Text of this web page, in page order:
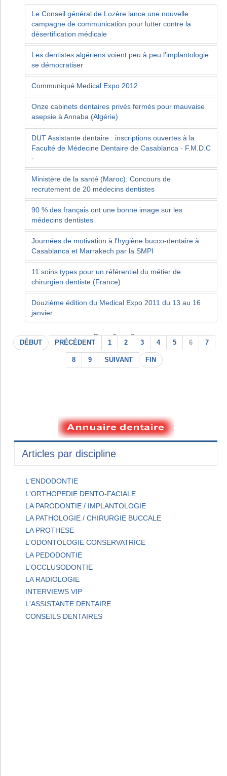
Le Conseil général de Lozère lance une nouvelle
campagne de communication pour lutter contre la
désertification médicale
Les dentistes algériens voient peu à peu l'implantologie
se démocratiser
Communiqué Medical Expo 2012
Onze cabinets dentaires privés fermés pour mauvaise
asepsie à Annaba (Algérie)
DUT Assistante dentaire : inscriptions ouvertes à la
Faculté de Médecine Dentaire de Casablanca - F.M.D.C
-
Ministère de la santé (Maroc): Concours de
recrutement de 20 médecins dentistes
90 % des français ont une bonne image sur les
médecins dentistes
Journées de motivation à l'hygiène bucco-dentaire à
Casablanca et Marrakech par la SMPI
11 soins types pour un référentiel du métier de
chirurgien dentiste (France)
Douzième édition du Medical Expo 2011 du 13 au 16
janvier
Page 6 sur 9
DÉBUT PRÉCÉDENT 1 2 3 4 5 6 7
8 9 SUIVANT FIN
Articles par discipline
L'ENDODONTIE
L'ORTHOPEDIE DENTO-FACIALE
LA PARODONTIE / IMPLANTOLOGIE
LA PATHOLOGIE / CHIRURGIE BUCCALE
LA PROTHESE
L'ODONTOLOGIE CONSERVATRICE
LA PEDODONTIE
L'OCCLUSODONTIE
LA RADIOLOGIE
INTERVIEWS VIP
L'ASSISTANTE DENTAIRE
CONSEILS DENTAIRES